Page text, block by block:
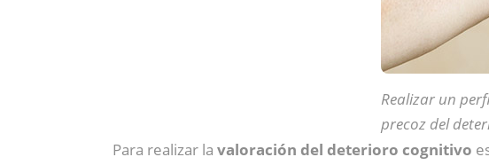
Realizar un
precoz del
Para realizar la valoración del deterioro cognitivo